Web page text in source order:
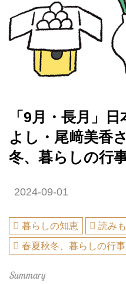
「9月・長月」
よし・尾﨑美香
冬、暮らしの行
2024-09-01
暮らしの知恵
読み
春夏秋冬、暮らしの行